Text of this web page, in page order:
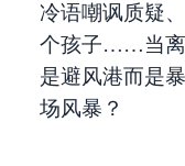
冷语嘲讽质疑
个孩子……当离
是避风港而是
场风暴？